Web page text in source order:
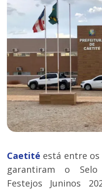
Caetité está entre
garantiram o
Festejos Juninos